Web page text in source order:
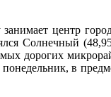
центр
Солнечный
дорогих
в